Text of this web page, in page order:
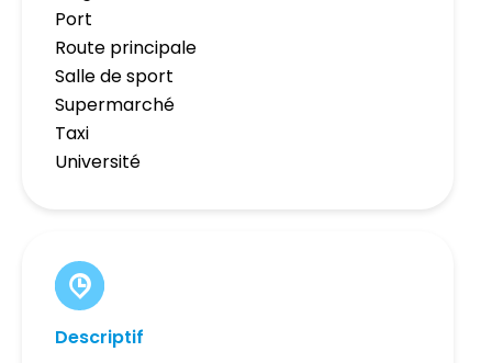
Port
Route principale
Salle de sport
Supermarché
Taxi
Université
Descriptif